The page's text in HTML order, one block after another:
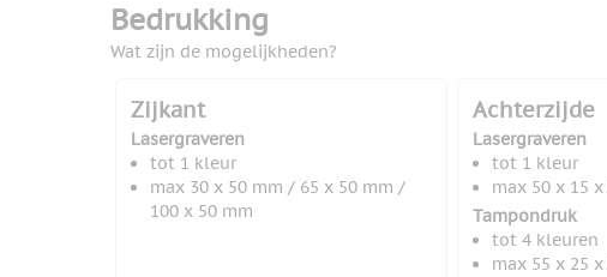
Bedrukking
Wat zijn de mogelijkheden?
Zijkant
Lasergraveren
tot 1 kleur
max 30 x 50 mm / 65 x 50 mm /
100 x 50 mm
Achterzijde
Lasergraveren
tot 1 kleur
max 50 x 15
Tampondruk
tot 4 kleuren
max 55 x 25